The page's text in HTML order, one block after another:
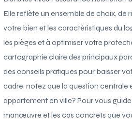
Elle reflète un ensemble de choix, de
votre bien et les caractéristiques du
les pièges et à optimiser votre
cartographie claire des principaux
des conseils pratiques pour baisser
cadre, notez que la question
appartement en ville? Pour vous
manœuvre et les cas concrets que